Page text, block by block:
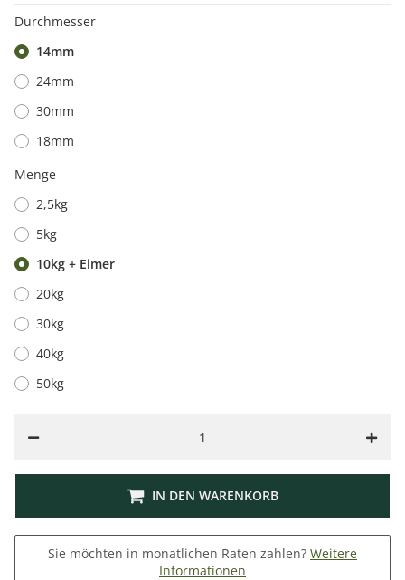
Durchmesser
14mm
24mm
30mm
18mm
Menge
2,5kg
5kg
10kg + Eimer
20kg
30kg
40kg
50kg
IN DEN WARENKORB
Sie möchten in monatlichen Raten zahlen? Weitere
Informationen